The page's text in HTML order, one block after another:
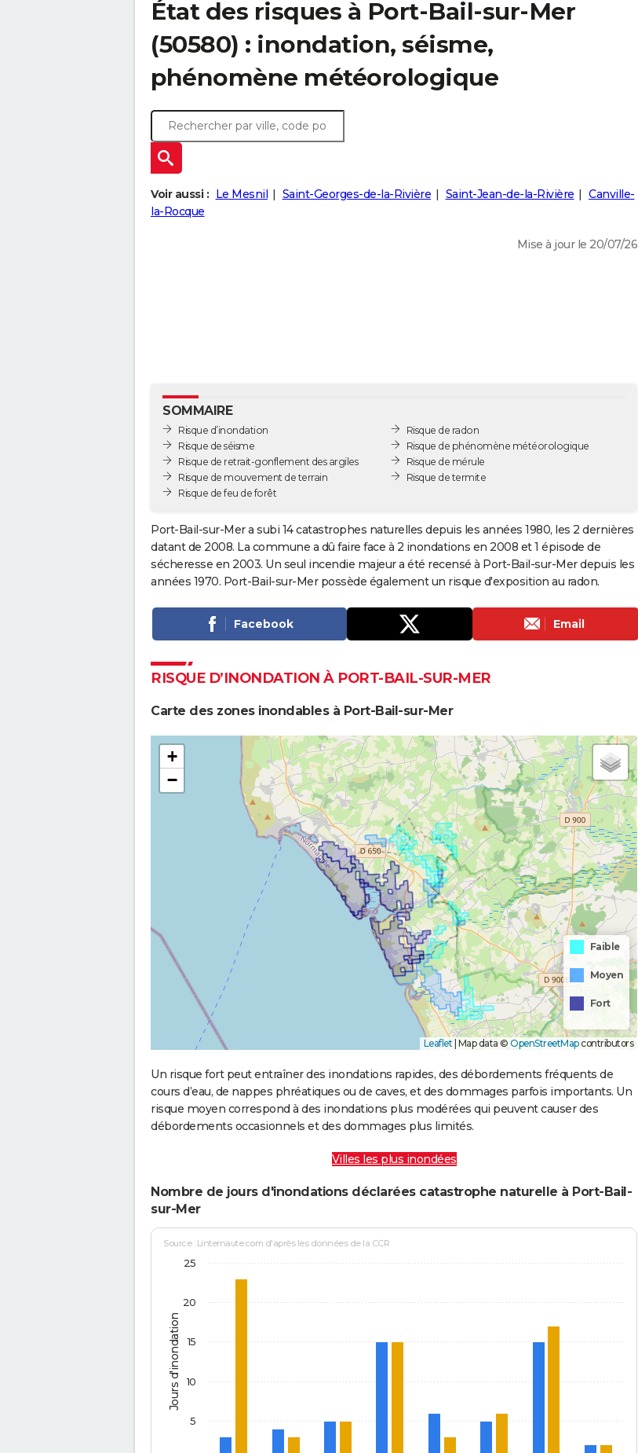
État des risques à Port-Bail-sur-Mer
(50580) : inondation, séisme,
phénomène météorologique
Voir aussi : Le Mesnil Saint-Georges-de-la-Rivière Saint-Jean-de-la-Rivière
Canville-
la-Rocque
Mise à jour le 20/07/26
SOMMAIRE
Risque d’inondation
Risque de séisme
Risque de retrait-gonflement des argiles
Risque de mouvement de terrain
Risque de feu de forêt
Risque de radon
Risque de phénomène météorologique
Risque de mérule
Risque de termite
Port-Bail-sur-Mer a subi 14 catastrophes naturelles depuis les années 1980, les 2 dernières
datant de 2008. La commune a dû faire face à 2 inondations en 2008 et 1 épisode de
sécheresse en 2003. Un seul incendie majeur a été recensé à Port-Bail-sur-Mer depuis les
années 1970. Port-Bail-sur-Mer possède également un risque d'exposition au radon.
Facebook Email
RISQUE D’INONDATION À PORT-BAIL-SUR-MER
Carte des zones inondables à Port-Bail-sur-Mer
+
−
Faible
Moyen
Fort
Leaflet | Map data © OpenStreetMapcontributors
Un risque fort peut entraîner des inondations rapides, des débordements fréquents de
cours d’eau, de nappes phréatiques ou de caves, et des dommages parfois importants. Un
risque moyen correspond à des inondations plus modérées qui peuvent causer des
débordements occasionnels et des dommages plus limités.
Villes les plus inondées
Nombre de jours d'inondations déclarées catastrophe naturelle à Port-Bail-
sur-Mer
Jours d'inondation
Source : Linternaute.com d'après les données de la CCR
5
10
15
20
25